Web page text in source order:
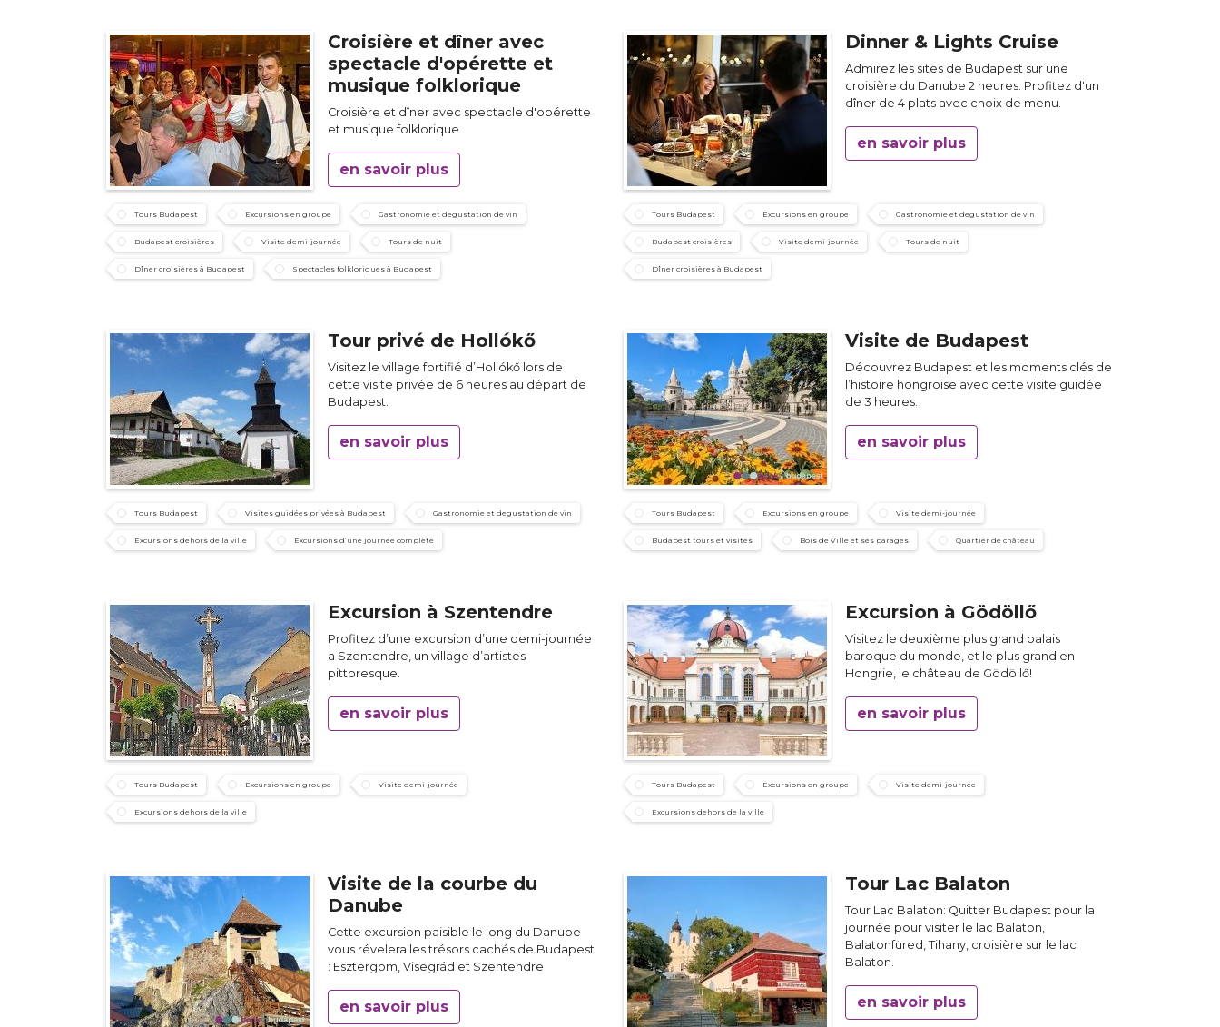
Croisière et dîner avec
spectacle d'opérette et
musique folklorique
Croisière et dîner avec spectacle d'opérette
et musique folklorique
en savoir plus
Tours Budapest Excursions en groupe Gastronomie et degustation de vin
Budapest croisières Visite demi-journée Tours de nuit
Dîner croisières à Budapest Spectacles folkloriques à Budapest
Dinner & Lights Cruise
Admirez les sites de Budapest sur une
croisière du Danube 2 heures. Profitez d'un
dîner de 4 plats avec choix de menu.
en savoir plus
Tours Budapest Excursions en groupe Gastronomie et degustation de vin
Budapest croisières Visite demi-journée Tours de nuit
Dîner croisières à Budapest
Tour privé de Hollókő
Visitez le village fortifié d’Hollókő lors de
cette visite privée de 6 heures au départ de
Budapest.
en savoir plus
Tours Budapest Visites guidées privées à Budapest Gastronomie et degustation de vin
Excursions dehors de la ville Excursions d’une journée complète
Visite de Budapest
Découvrez Budapest et les moments clés de
l’histoire hongroise avec cette visite guidée
de 3 heures.
en savoir plus
Tours Budapest Excursions en groupe Visite demi-journée
Budapest tours et visites Bois de Ville et ses parages Quartier de château
Excursion à Szentendre
Profitez d’une excursion d’une demi-journée
a Szentendre, un village d’artistes
pittoresque.
en savoir plus
Tours Budapest Excursions en groupe Visite demi-journée
Excursions dehors de la ville
Excursion à Gödöllő
Visitez le deuxième plus grand palais
baroque du monde, et le plus grand en
Hongrie, le château de Gödöllő!
en savoir plus
Tours Budapest Excursions en groupe Visite demi-journée
Excursions dehors de la ville
Visite de la courbe du
Danube
Cette excursion paisible le long du Danube
vous révelera les trésors cachés de Budapest
: Esztergom, Visegrád et Szentendre
en savoir plus
Tour Lac Balaton
Tour Lac Balaton: Quitter Budapest pour la
journée pour visiter le lac Balaton,
Balatonfüred, Tihany, croisière sur le lac
Balaton.
en savoir plus